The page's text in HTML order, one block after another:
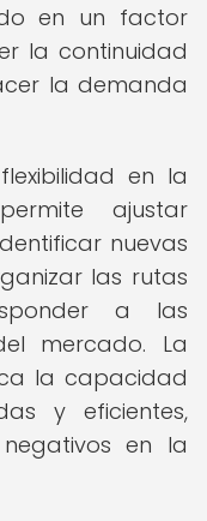
en un factor
la continuidad
la demanda
en la
ajustar
nuevas
las rutas
a las
mercado. La
la capacidad
y eficientes,
en la